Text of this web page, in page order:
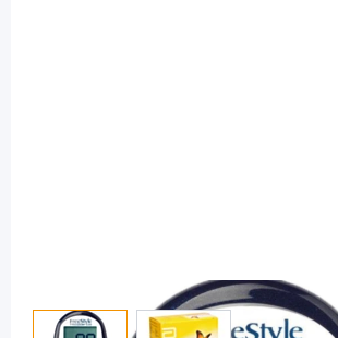
View larger imageView larger image